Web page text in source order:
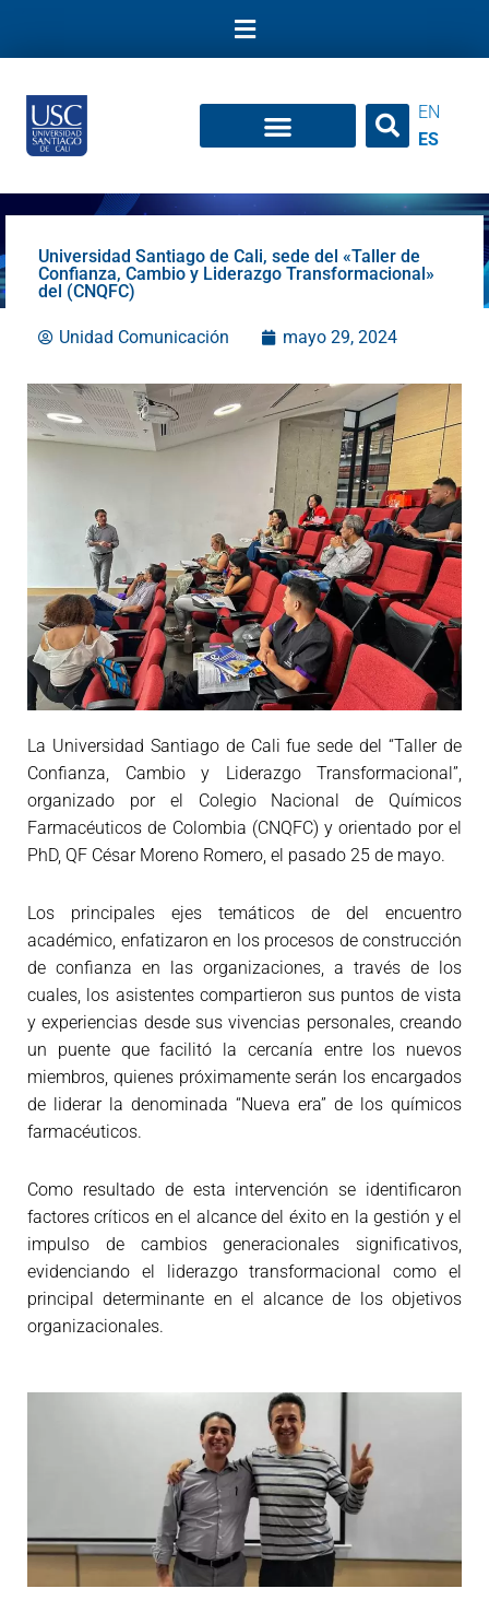
EN
ES
Universidad Santiago de Cali, sede del «Taller de
Confianza, Cambio y Liderazgo Transformacional»
del (CNQFC)
Unidad Comunicación mayo 29, 2024
La Universidad Santiago de Cali fue sede del “Taller de
Confianza, Cambio y Liderazgo Transformacional”,
organizado por el Colegio Nacional de Químicos
Farmacéuticos de Colombia (CNQFC) y orientado por el
PhD, QF César Moreno Romero, el pasado 25 de mayo.
Los principales ejes temáticos de del encuentro
académico, enfatizaron en los procesos de construcción
de confianza en las organizaciones, a través de los
cuales, los asistentes compartieron sus puntos de vista
y experiencias desde sus vivencias personales, creando
un puente que facilitó la cercanía entre los nuevos
miembros, quienes próximamente serán los encargados
de liderar la denominada “Nueva era” de los químicos
farmacéuticos.
Como resultado de esta intervención se identificaron
factores críticos en el alcance del éxito en la gestión y el
impulso de cambios generacionales significativos,
evidenciando el liderazgo transformacional como el
principal determinante en el alcance de los objetivos
organizacionales.